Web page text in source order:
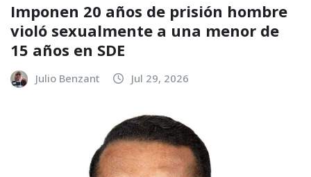
Imponen 20 años de prisión hombre
violó sexualmente a una menor de
15 años en SDE
Julio Benzant Jul 29, 2026